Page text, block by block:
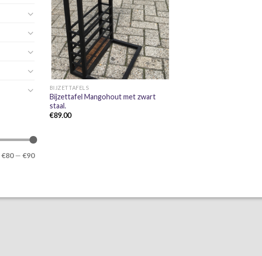
€80— €90
+
BIJZETTAFELS
Bijzettafel Mangohout met zwart
staal.
€89.00